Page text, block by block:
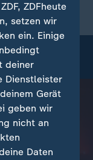
ZDFheute
setzen wir
ein. Einige
deiner
Dienstleister
Gerät
geben wir
nicht an
Daten